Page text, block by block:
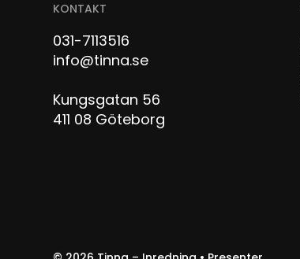
KONTAKT
031-7113516
info@tinna.se
Kungsgatan 56
411 08 Göteborg